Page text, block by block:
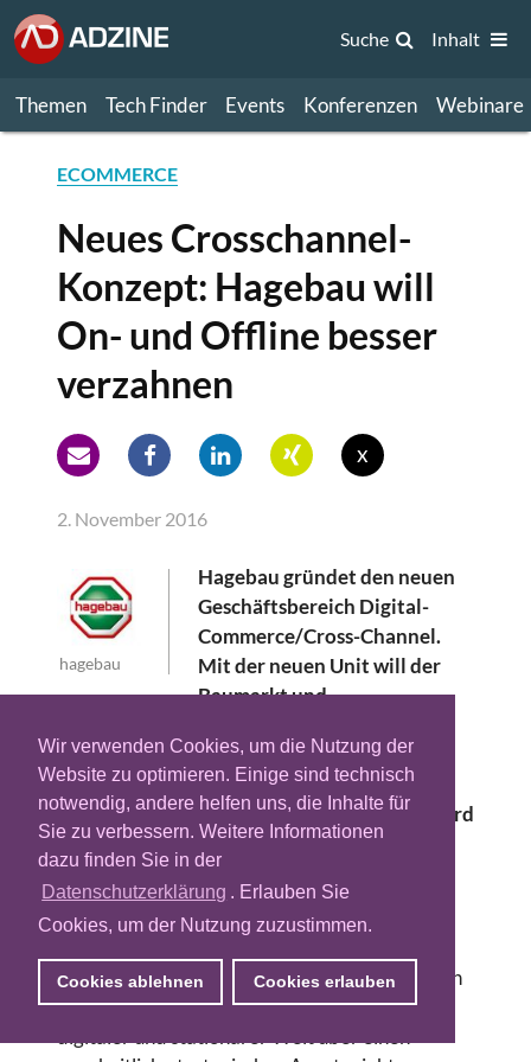
Wir verwenden Cookies, um die Nutzung der
Website zu optimieren. Einige sind technisch
notwendig, andere helfen uns, die Inhalte für
Sie zu verbessern. Weitere Informationen
dazu finden Sie in der
Datenschutzerklärung . Erlauben Sie
Cookies, um der Nutzung zuzustimmen.
Cookies ablehnen Cookies erlauben
Themen Tech Finder Events Konferenzen Webinare
Suche Inhalt
ECOMMERCE
Neues Crosschannel-
Konzept: Hagebau will
On- und Offline besser
verzahnen
x
2. November 2016
hagebau
Hagebau gründet den neuen
Geschäftsbereich Digital-
Commerce/Cross-Channel.
Mit der neuen Unit will der
Baumarkt und
künftig noch stärker auf aktuelle
Marktbedürfnisse eingehen. Der E-
Commerce-Experte Joachim van Wahden wird
den neuen Bereich verantworten.
Mit dem neuen Geschäftsbereich Digital-
Commerce/Cross-Channel sollen die
Stationärgeschäfts und ihre Online-Aktivitäten
besser verzahnt werden. Die Vernetzung von